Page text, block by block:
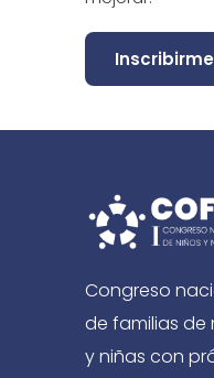
Inscribirme
Congreso
de familias de
y niñas con